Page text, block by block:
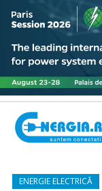
ENERGIE ELECTRICĂ